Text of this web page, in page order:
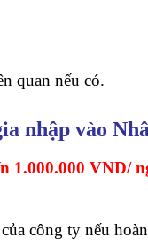
quan nếu có.
nhập vào
1.000.000 VND/
công ty nếu